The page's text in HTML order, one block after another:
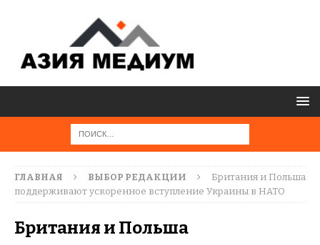
ГЛАВНАЯ ВЫБОР РЕДАКЦИИ
Британия и Польша
поддерживают ускоренное вступление Украины в НАТО
Британия и Польша